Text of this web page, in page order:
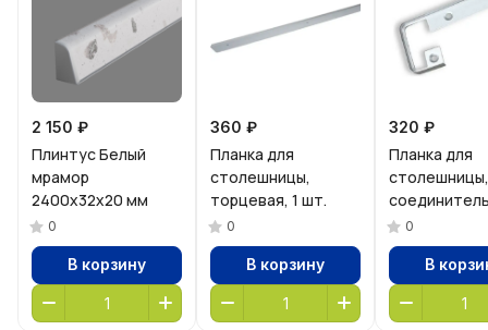
2 150 ₽
Плинтус Белый
мрамор
2400х32х20 мм
0
В корзину
360 ₽
Планка для
столешницы,
торцевая, 1 шт.
0
В корзину
320 ₽
Планка для
столешницы,
шт.
0
В